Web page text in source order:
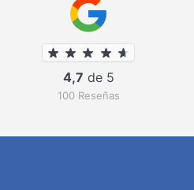
4,7 de 5
100 Reseñas